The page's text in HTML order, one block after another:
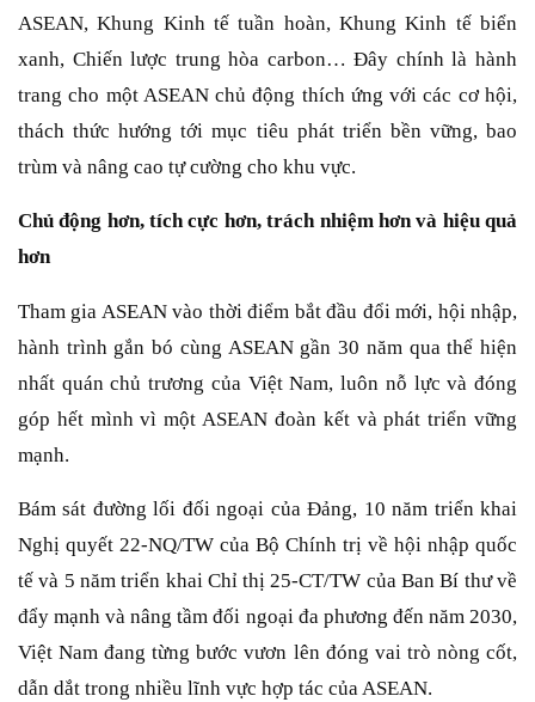
ASEAN, Khung Kinh tế tuần hoàn, Khung Kinh tế biển
xanh, Chiến lược trung hòa carbon… Đây chính là hành
trang cho một ASEAN chủ động thích ứng với các cơ hội,
thách thức hướng tới mục tiêu phát triển bền vững, bao
trùm và nâng cao tự cường cho khu vực.
Chủ động hơn, tích cực hơn, trách nhiệm hơn và hiệu quả
hơn
Tham gia ASEAN vào thời điểm bắt đầu đổi mới, hội nhập,
hành trình gắn bó cùng ASEAN gần 30 năm qua thể hiện
nhất quán chủ trương của Việt Nam, luôn nỗ lực và đóng
góp hết mình vì một ASEAN đoàn kết và phát triển vững
mạnh.
Bám sát đường lối đối ngoại của Đảng, 10 năm triển khai
Nghị quyết 22-NQ/TW của Bộ Chính trị về hội nhập quốc
tế và 5 năm triển khai Chỉ thị 25-CT/TW của Ban Bí thư về
đẩy mạnh và nâng tầm đối ngoại đa phương đến năm 2030,
Việt Nam đang từng bước vươn lên đóng vai trò nòng cốt,
dẫn dắt trong nhiều lĩnh vực hợp tác của ASEAN.